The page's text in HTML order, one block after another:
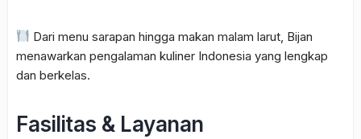
Dari menu sarapan hingga makan malam larut, Bijan
menawarkan pengalaman kuliner Indonesia yang lengkap
dan berkelas.
Fasilitas & Layanan